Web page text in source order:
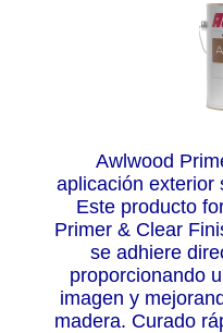
Awlwood
aplicación exterior
Este producto
Primer & Clear
se adhiere
proporcionando
imagen y
madera. Curado